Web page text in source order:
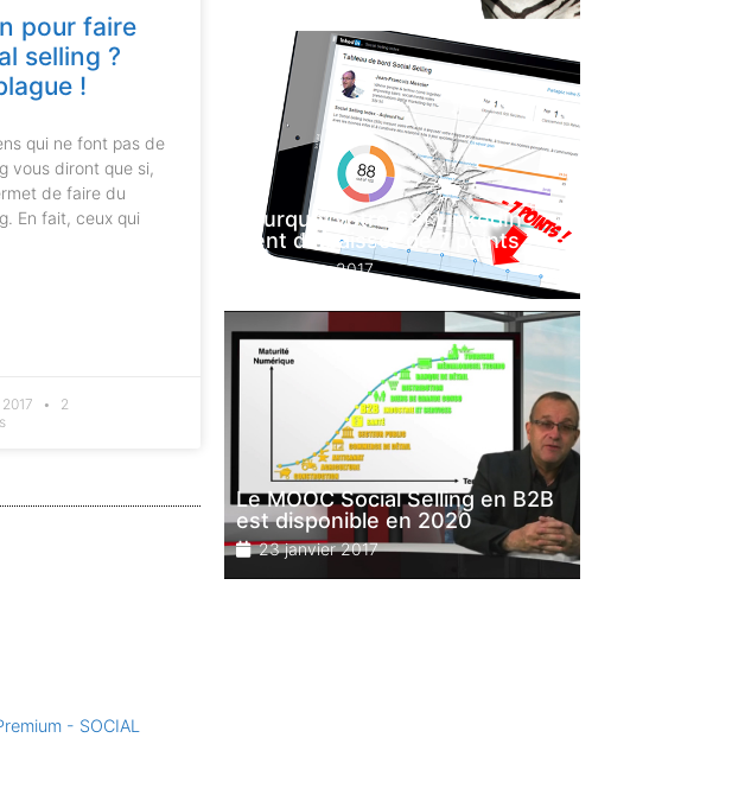
pour faire
selling ?
!
qui ne font pas de
vous diront que si,
de faire du
En fait, ceux qui
2
- SOCIAL
Pourquoi votre SSI LinkedIn
vient de baisser de 7 points ?
14 février 2017
Le MOOC Social Selling en B2B
est disponible en 2020
23 janvier 2017